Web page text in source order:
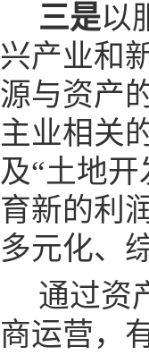
三是以
兴产业和
源与资产
主业相关
及“土地
育新的利
多元化、
通过资
商运营，